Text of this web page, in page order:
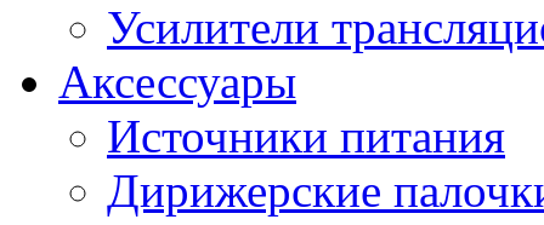
Усилители
Аксессуары
Источники питания
Дирижерские